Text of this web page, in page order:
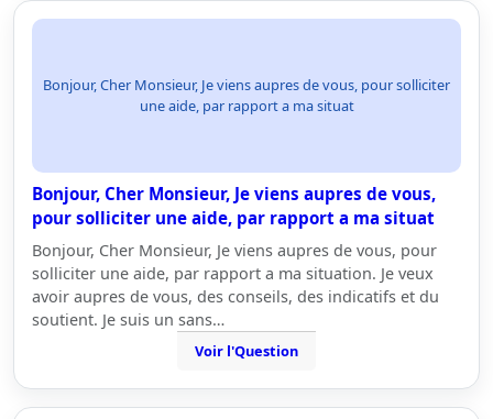
Bonjour, Cher Monsieur, Je viens aupres de vous, pour solliciter
une aide, par rapport a ma situat
Bonjour, Cher Monsieur, Je viens aupres de vous,
pour solliciter une aide, par rapport a ma situat
Bonjour, Cher Monsieur, Je viens aupres de vous, pour
solliciter une aide, par rapport a ma situation. Je veux
avoir aupres de vous, des conseils, des indicatifs et du
soutient. Je suis un sans…
Voir l'Question